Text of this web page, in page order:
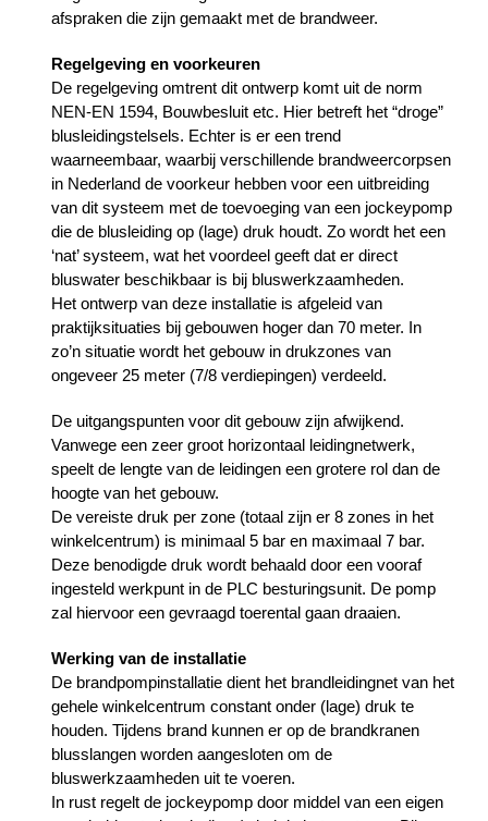
afspraken die zijn gemaakt met de brandweer.
Regelgeving en voorkeuren
De regelgeving omtrent dit ontwerp komt uit de norm
NEN-EN 1594, Bouwbesluit etc. Hier betreft het “droge”
blusleidingstelsels. Echter is er een trend
waarneembaar, waarbij verschillende brandweercorpsen
in Nederland de voorkeur hebben voor een uitbreiding
van dit systeem met de toevoeging van een jockeypomp
die de blusleiding op (lage) druk houdt. Zo wordt het een
‘nat’ systeem, wat het voordeel geeft dat er direct
bluswater beschikbaar is bij bluswerkzaamheden.
Het ontwerp van deze installatie is afgeleid van
praktijksituaties bij gebouwen hoger dan 70 meter. In
zo’n situatie wordt het gebouw in drukzones van
ongeveer 25 meter (7/8 verdiepingen) verdeeld.
De uitgangspunten voor dit gebouw zijn afwijkend.
Vanwege een zeer groot horizontaal leidingnetwerk,
speelt de lengte van de leidingen een grotere rol dan de
hoogte van het gebouw.
De vereiste druk per zone (totaal zijn er 8 zones in het
winkelcentrum) is minimaal 5 bar en maximaal 7 bar.
Deze benodigde druk wordt behaald door een vooraf
ingesteld werkpunt in de PLC besturingsunit. De pomp
zal hiervoor een gevraagd toerental gaan draaien.
Werking van de installatie
De brandpompinstallatie dient het brandleidingnet van het
gehele winkelcentrum constant onder (lage) druk te
houden. Tijdens brand kunnen er op de brandkranen
blusslangen worden aangesloten om de
bluswerkzaamheden uit te voeren.
In rust regelt de jockeypomp door middel van een eigen